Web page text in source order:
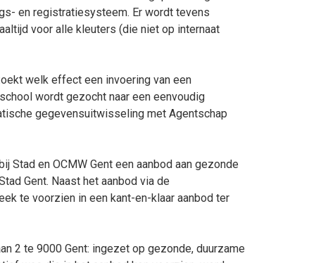
en registratiesysteem. Er wordt tevens
voor alle kleuters (die niet op internaat
welk effect een invoering van een
wordt gezocht naar een eenvoudig
gegevensuitwisseling met Agentschap
en OCMW Gent een aanbod aan gezonde
Gent. Naast het aanbod via de
te voorzien in een kant-en-klaar aanbod ter
2 te 9000 Gent: ingezet op gezonde, duurzame